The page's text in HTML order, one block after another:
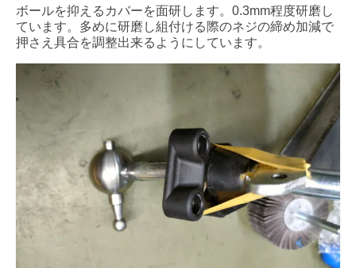
ボールを抑えるカバーを面研します。0.3mm程度研磨し
ています。多めに研磨し組付ける際のネジの締め加減で
押さえ具合を調整出来るようにしています。